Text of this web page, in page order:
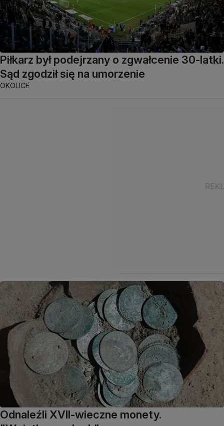
Piłkarz był podejrzany o zgwałcenie 30-latki.
Sąd zgodził się na umorzenie
OKOLICE
Odnaleźli XVII-wieczne monety.